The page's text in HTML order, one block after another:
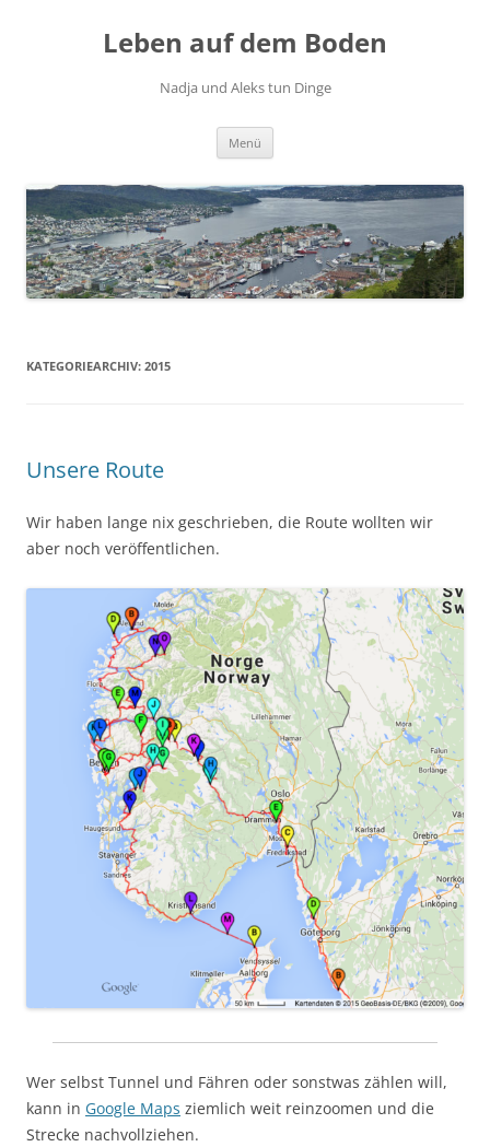
Leben auf dem Boden
Nadja und Aleks tun Dinge
Menü
KATEGORIEARCHIV: 2015
Unsere Route
Wir haben lange nix geschrieben, die Route wollten wir
aber noch veröffentlichen.
Wer selbst Tunnel und Fähren oder sonstwas zählen will,
kann in Google Maps ziemlich weit reinzoomen und die
Strecke nachvollziehen.